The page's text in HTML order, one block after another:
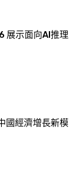
展示面向AI推理
國經濟增長新模